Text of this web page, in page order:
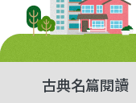
古典名篇閱讀